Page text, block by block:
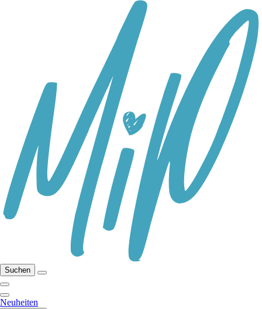
Suchen
Neuheiten